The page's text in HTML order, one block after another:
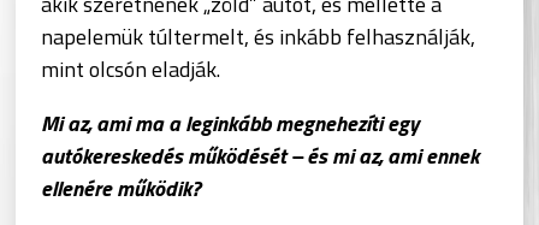
napelemük túltermelt, és inkább felhasználják,
mint olcsón eladják.
Mi az, ami ma a leginkább megnehezíti egy
autókereskedés működését – és mi az, ami ennek
ellenére működik?